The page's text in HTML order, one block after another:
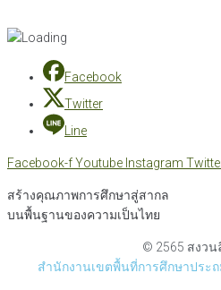
Facebook
Twitter
Line
Facebook-fYoutube Instagram
สร้างคุณภาพการศึกษาสู่สากล
บนพื้นฐานของความเป็นไทย
© 2565 สงว
สำนักงานเขตพื้นที่การศึกษาประ